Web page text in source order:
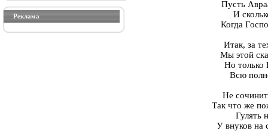
Реклама
Пусть
И
Когда
Итак, за
Мы этой
Но только
Всю
Не
Так что же
Гулять
У внуков на